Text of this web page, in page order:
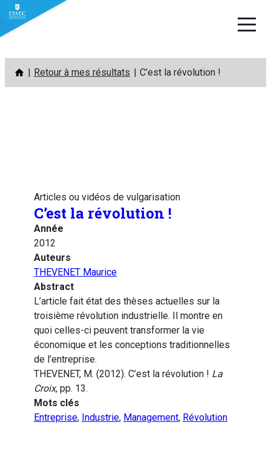
Aller
contenu
Retour à mes résultats C’est la révolution !
Articles ou vidéos de vulgarisation
C’est la révolution !
Année
2012
Auteurs
THEVENET Maurice
Abstract
L’article fait état des thèses actuelles sur la
troisième révolution industrielle. Il montre en
quoi celles-ci peuvent transformer la vie
économique et les conceptions traditionnelles
de l’entreprise.
THEVENET, M. (2012). C’est la révolution ! La
Croix, pp. 13.
Mots clés
Entreprise, Industrie, Management, Révolution